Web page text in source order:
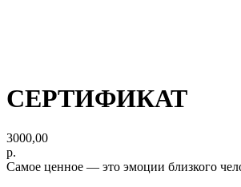
СЕРТИФИКАТ
3000,00
р.
Самое ценное — это эмоции близкого